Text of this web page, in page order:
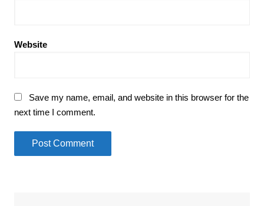
Website
Save my name, email, and website in this browser for the
next time I comment.